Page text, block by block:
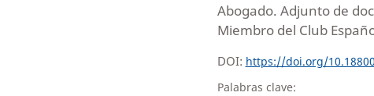
Abogado. Adjunto de
Miembro del Club
DOI: https://doi.org/
Palabras clave: